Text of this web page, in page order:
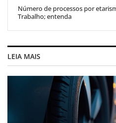
Número de processos por
Trabalho; entenda
LEIA MAIS